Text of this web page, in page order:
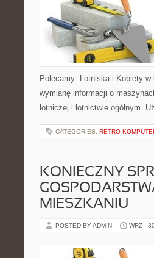
Polecamy: Lotniska i Kobiety
wymianę informacji o
lotniczej i lotnictwie ogólnym.
CATEGORIES: RETRO-
KONIECZNY
MIESZKANIU
POSTED BY ADMIN WRZ -